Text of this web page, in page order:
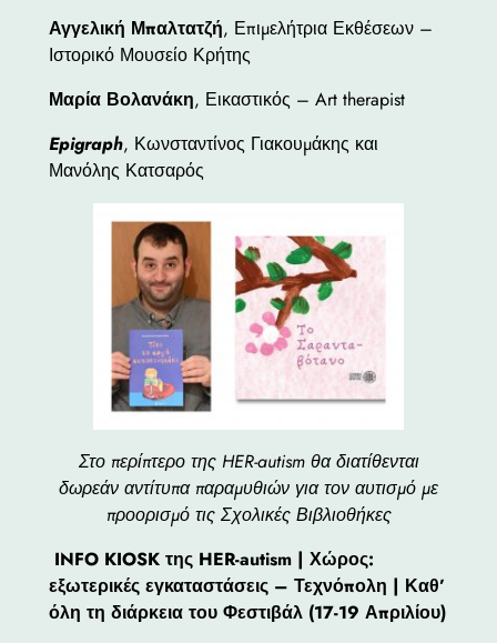
Αγγελική Μπαλτατζή, Επιμελήτρια Εκθέσεων –
Ιστορικό Μουσείο Κρήτης
Μαρία Βολανάκη, Εικαστικός – Art therapist
Epigraph, Κωνσταντίνος Γιακουμάκης και
Μανόλης Κατσαρός
Στο περίπτερο της HER-autism θα διατίθενται
δωρεάν αντίτυπα παραμυθιών για τον αυτισμό με
προορισμό τις Σχολικές Βιβλιοθήκες
INFO KIOSK της HER-autism | Χώρος:
εξωτερικές εγκαταστάσεις – Τεχνόπολη | Καθ’
όλη τη διάρκεια του Φεστιβάλ (17-19 Απριλίου)